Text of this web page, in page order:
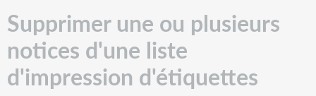
notices
dans
une
liste
d'impression
d'étiquettes
Supprimer une ou plusieurs
notices d'une liste
d'impression d'étiquettes